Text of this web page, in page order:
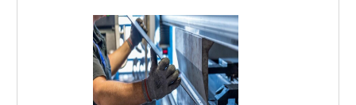
profissionais especializados da SN indústria
Metalúrgica Eireli o cliente obterá proteção e
as melhores soluções para indústrias de
diversos segmentos.SERVIÇO DE SOLDA E
CORTE PREÇO JUSTO E ACESSÍVELA SN